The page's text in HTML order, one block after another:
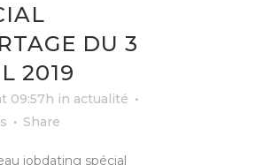
DU 3
2019
09:57h in actualité
Share
jobdating spécial